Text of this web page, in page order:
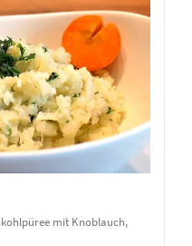
mit Knoblauch,